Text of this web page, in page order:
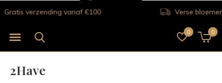
0 0
Verse bloemen voor 12.00 uur besteld vandaag nog
2Have